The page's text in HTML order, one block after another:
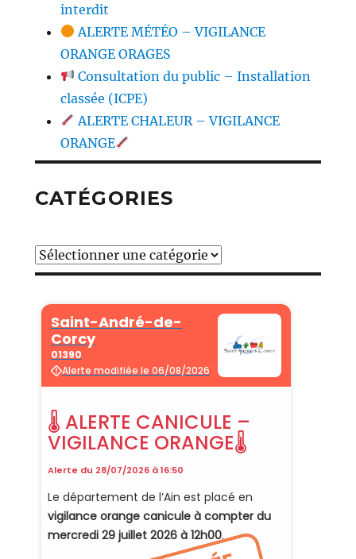
interdit
ALERTE MÉTÉO – VIGILANCE
ORANGE ORAGES
Consultation du public – Installation
classée (ICPE)
ALERTE CHALEUR – VIGILANCE
ORANGE
CATÉGORIES
Catégories